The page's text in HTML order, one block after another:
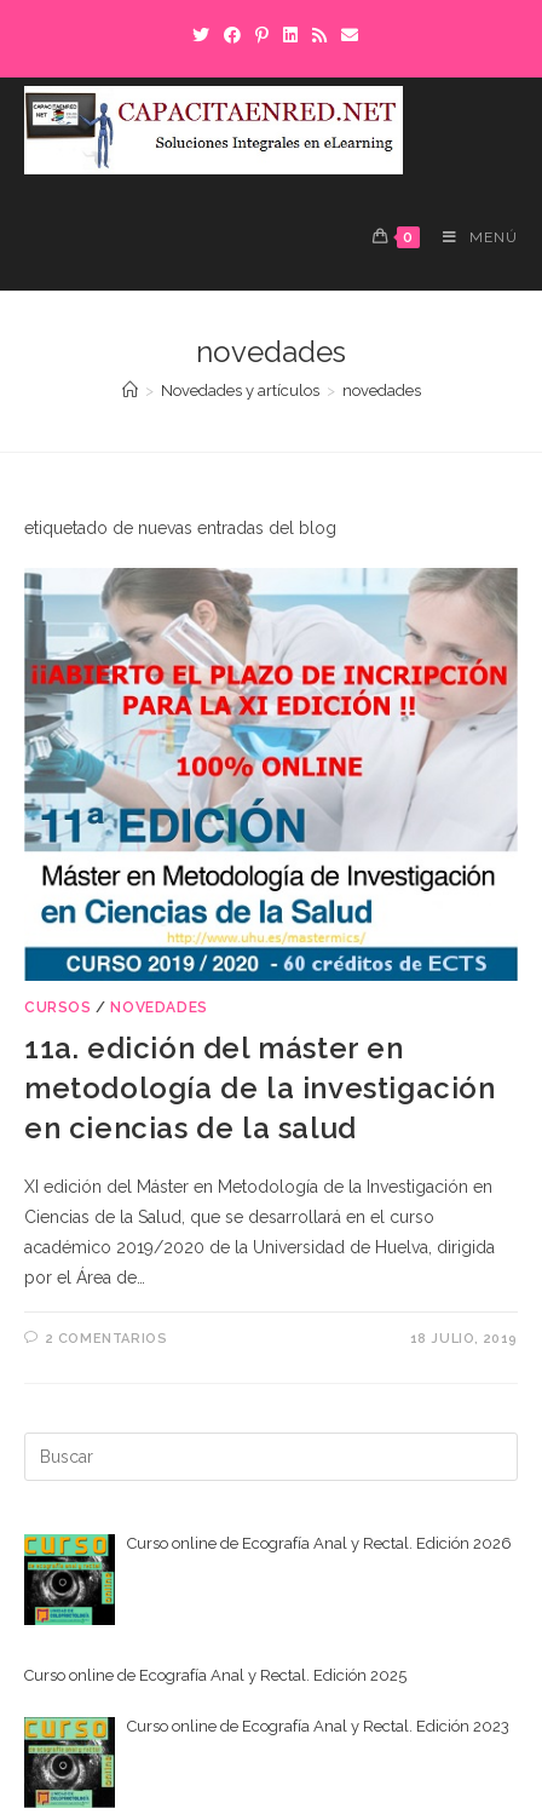
contenido
0 MENÚ
novedades
> Novedades y artículos > novedades
etiquetado de nuevas entradas del blog
CURSOS / NOVEDADES
11a. edición del máster en
metodología de la investigación
en ciencias de la salud
XI edición del Máster en Metodología de la Investigación en
Ciencias de la Salud, que se desarrollará en el curso
académico 2019/2020 de la Universidad de Huelva, dirigida
por el Área de…
2 COMENTARIOS 18 JULIO, 2019
Buscar:
Curso online de Ecografía Anal y Rectal. Edición 2026
Curso online de Ecografía Anal y Rectal. Edición 2025
Curso online de Ecografía Anal y Rectal. Edición 2023